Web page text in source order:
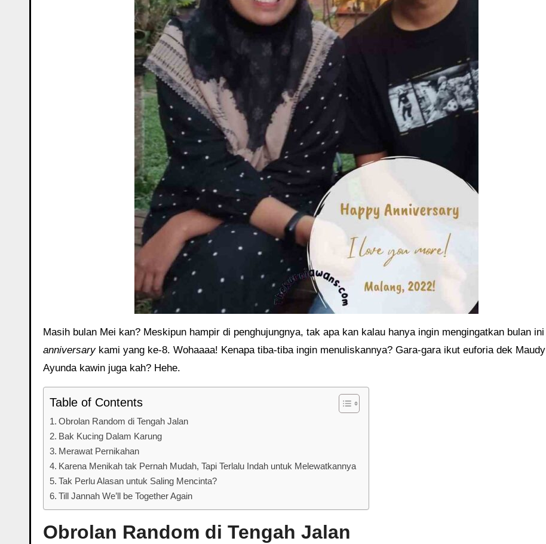
Masih bulan Mei kan? Meskipun hampir di penghujungnya, tak apa kan kalau hanya ingin mengingatkan bulan ini
anniversarykami yang ke-8. Wohaaaa! Kenapa tiba-tiba ingin menuliskannya? Gara-gara ikut euforia dek Maudy
Ayunda kawin juga kah? Hehe.
Table of Contents
Obrolan Random di Tengah Jalan
Bak Kucing Dalam Karung
Merawat Pernikahan
Karena Menikah tak Pernah Mudah, Tapi Terlalu Indah untuk Melewatkannya
Tak Perlu Alasan untuk Saling Mencinta?
Till Jannah We’ll be Together Again
Obrolan Random di Tengah Jalan